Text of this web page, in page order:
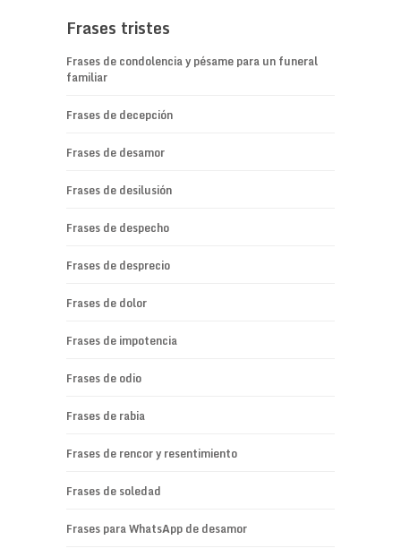
Frases tristes
Frases de condolencia y pésame para un funeral
familiar
Frases de decepción
Frases de desamor
Frases de desilusión
Frases de despecho
Frases de desprecio
Frases de dolor
Frases de impotencia
Frases de odio
Frases de rabia
Frases de rencor y resentimiento
Frases de soledad
Frases para WhatsApp de desamor